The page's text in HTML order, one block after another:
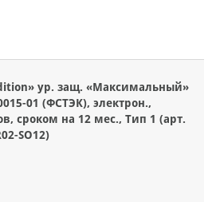
ур. защ. «Максимальный»
01 (ФСТЭК), электрон.,
сроком на 12 мес., Тип 1 (арт.
SO12)